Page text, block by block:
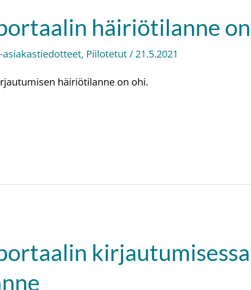
häiriötilanne
asiakastiedotteet, Piilotetut/ 21.5.2021
häiriötilanne on ohi.
kirjautumisessa